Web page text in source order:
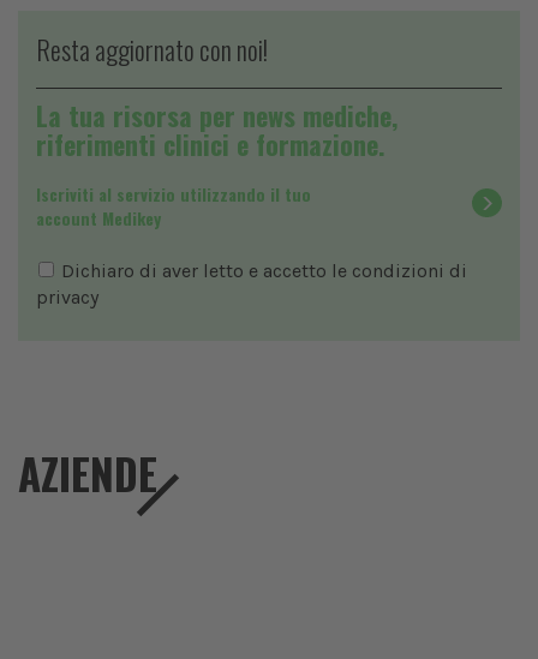
Resta aggiornato con noi!
La tua risorsa per news mediche,
riferimenti clinici e formazione.
Iscriviti al servizio utilizzando il tuo
account Medikey
Dichiaro di aver letto e accetto le condizioni di
privacy
AZIENDE